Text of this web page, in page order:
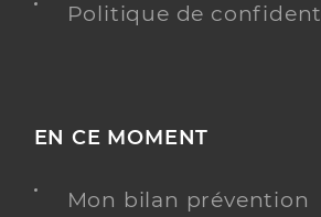
Politique de
EN CE MOMENT
Mon bilan prévention